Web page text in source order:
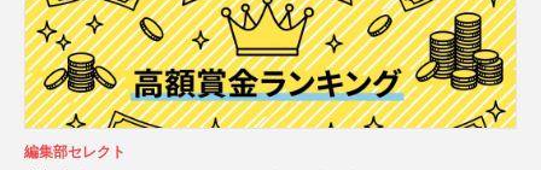
編集部セレクト